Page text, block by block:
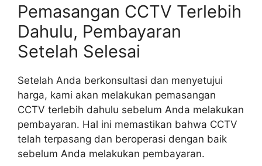
Pemasangan CCTV Terlebih
Dahulu, Pembayaran
Setelah Selesai
Setelah Anda berkonsultasi dan menyetujui
harga, kami akan melakukan pemasangan
CCTV terlebih dahulu sebelum Anda melakukan
pembayaran. Hal ini memastikan bahwa CCTV
telah terpasang dan beroperasi dengan baik
sebelum Anda melakukan pembayaran.